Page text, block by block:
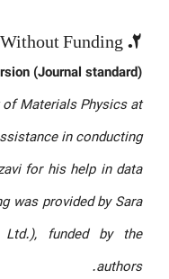
2. Without Funding
(Journal standard):
Materials Physics at
in conducting
for his help in data
was provided by Sara
Ltd.), funded by the
authors.